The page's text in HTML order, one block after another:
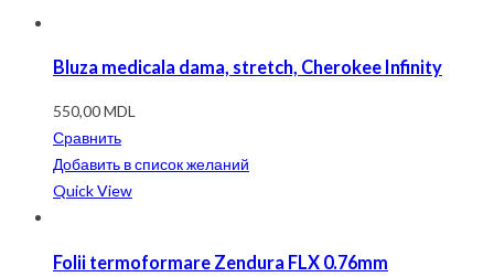
Bluza medicala dama, stretch, Cherokee Infinity
550,00MDL
Сравнить
Добавить в список желаний
Quick View
Folii termoformare Zendura FLX 0.76mm